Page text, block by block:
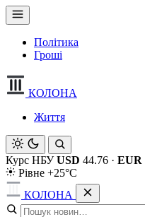
Політика
Гроші
КОЛОНА
Життя
Курс НБУ USD 44.76 · EUR
Рівне +25°C
КОЛОНА